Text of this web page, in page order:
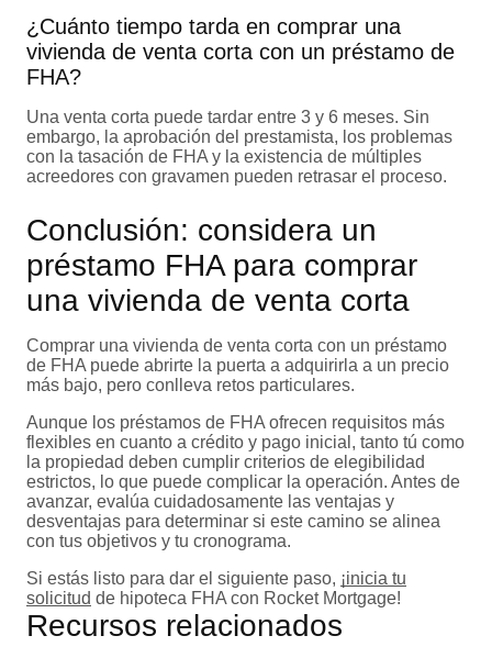
¿Cuánto tiempo tarda en comprar una
vivienda de venta corta con un préstamo de
FHA?
Una venta corta puede tardar entre 3 y 6 meses. Sin
embargo, la aprobación del prestamista, los problemas
con la tasación de FHA y la existencia de múltiples
acreedores con gravamen pueden retrasar el proceso.
Conclusión: considera un
préstamo FHA para comprar
una vivienda de venta corta
Comprar una vivienda de venta corta con un préstamo
de FHA puede abrirte la puerta a adquirirla a un precio
más bajo, pero conlleva retos particulares.
Aunque los préstamos de FHA ofrecen requisitos más
flexibles en cuanto a crédito y pago inicial, tanto tú como
la propiedad deben cumplir criterios de elegibilidad
estrictos, lo que puede complicar la operación. Antes de
avanzar, evalúa cuidadosamente las ventajas y
desventajas para determinar si este camino se alinea
con tus objetivos y tu cronograma.
Si estás listo para dar el siguiente paso, ¡inicia tu
solicitud de hipoteca FHA con Rocket Mortgage!
Recursos relacionados